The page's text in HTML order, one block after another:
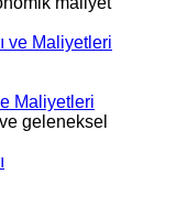
Maliyetleri
geleneksel